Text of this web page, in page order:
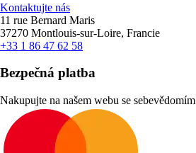
Kontaktujte nás
11 rue Bernard Maris
37270 Montlouis-sur-Loire, Francie
+33 1 86 47 62 58
Bezpečná platba
Nakupujte na našem webu se sebevědomím